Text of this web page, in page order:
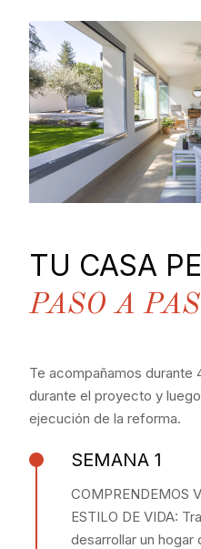
TU CASA
PASO A
Te acompañamos durante
durante el proyecto y
ejecución de la reforma.
SEMANA 1
COMPRENDEMOS
ESTILO DE VIDA:
desarrollar un